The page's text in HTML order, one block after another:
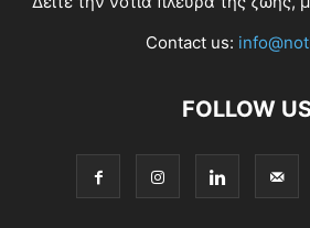
Contact us:
FOLLOW